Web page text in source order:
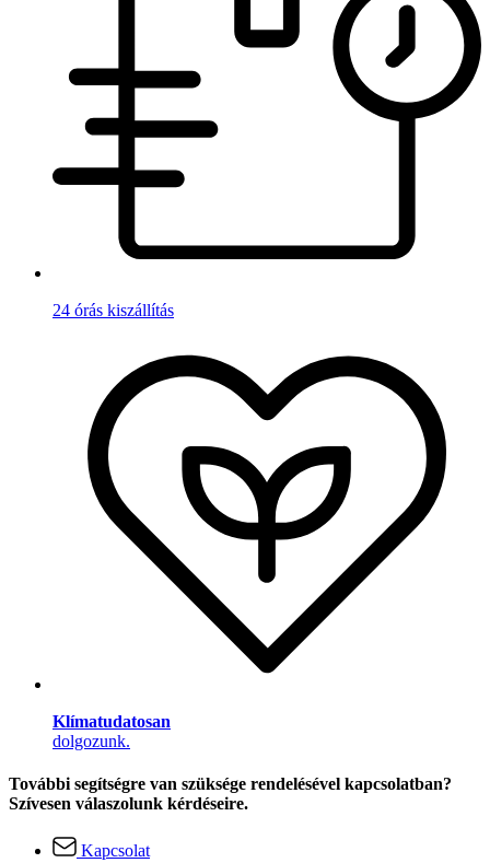
24 órás kiszállítás
Klímatudatosan
dolgozunk.
További segítségre van szüksége rendelésével kapcsolatban?
Szívesen válaszolunk kérdéseire.
Kapcsolat